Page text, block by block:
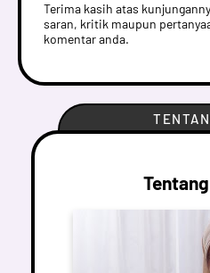
Terima kasih atas
saran, kritik maupun
komentar anda.